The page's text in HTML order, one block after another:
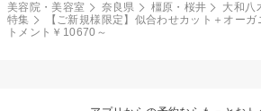
美容院・美容室 奈良県 橿原・桜井 大和八
特集
【ご新規様限定】似合わせカット＋オー
トメント￥10670～